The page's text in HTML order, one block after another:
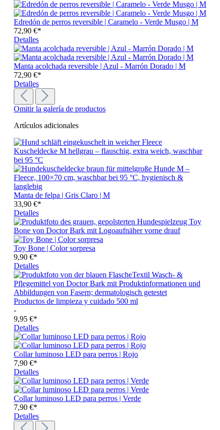
Edredón de perros reversible | Caramelo - Verde Musgo | M
72,90 €*
Detalles
Manta acolchada reversible | Azul - Marrón Dorado | M
72,90 €*
Detalles
Omitir la galería de productos
Artículos adicionales
Manta de felpa | Gris Claro | M
33,90 €*
Detalles
Toy Bone | Color sorpresa
9,90 €*
Detalles
Productos de limpieza y cuidado 500 ml
-
9,95 €*
Detalles
Collar luminoso LED para perros | Rojo
7,90 €*
Detalles
Collar luminoso LED para perros | Verde
7,90 €*
Detalles